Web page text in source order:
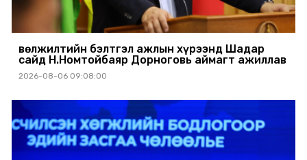
Өвөлжилтийн бэлтгэл ажлын хүрээнд Шадар
сайд Н.Номтойбаяр Дорноговь аймагт ажиллав
2026-08-06 09:08:00